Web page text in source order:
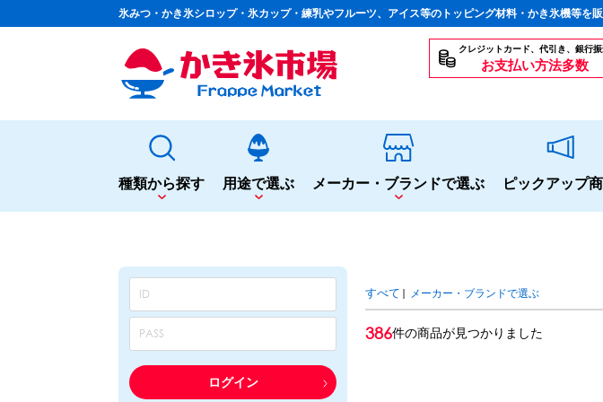
氷みつ・かき氷シロップ・氷カップ・練乳やフルーツ、アイス等のトッピング材料・かき氷機等を
クレジットカード、代引き、銀行
お支払い方法多数
種類から探す
かき氷専用シロップ
果汁入りや厳選素材 天然着色の自然派シロップ スタンダードシロップ
蜜・シロップ
和風甘味シロップ いろいろ使える汎用シロップ
用途で選ぶ
夏まつりや夜店に
シロップ トッピング
飲食店のサイドメニューに
シロップ トッピング テイクアウト
メーカー・ブランドで選ぶ ピックアップ
ログイン
すべて | メーカー・ブランドで選ぶ
386件の商品が見つかりました